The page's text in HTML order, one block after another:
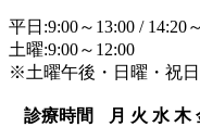
平日:9:00～13:00 / 14:20
土曜:9:00～12:00
※土曜午後・日曜・祝
診療時間 月 火 水 木